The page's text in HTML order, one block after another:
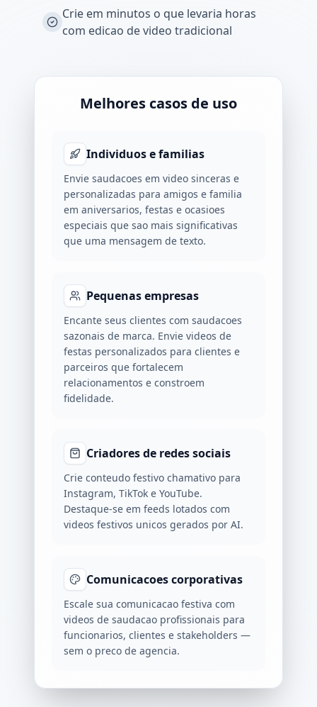
Crie em minutos o que levaria horas
com edicao de video tradicional
Melhores casos de uso
Individuos e familias
Envie saudacoes em video sinceras e
personalizadas para amigos e familia
em aniversarios, festas e ocasioes
especiais que sao mais significativas
que uma mensagem de texto.
Pequenas empresas
Encante seus clientes com saudacoes
sazonais de marca. Envie videos de
festas personalizados para clientes e
parceiros que fortalecem
relacionamentos e constroem
fidelidade.
Criadores de redes sociais
Crie conteudo festivo chamativo para
Instagram, TikTok e YouTube.
Destaque-se em feeds lotados com
videos festivos unicos gerados por AI.
Comunicacoes corporativas
Escale sua comunicacao festiva com
videos de saudacao profissionais para
funcionarios, clientes e stakeholders —
sem o preco de agencia.